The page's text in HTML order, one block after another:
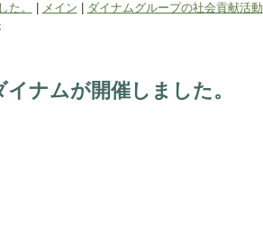
。 メイン
ダイナムグループの社会貢献活動
ナムが開催しました。